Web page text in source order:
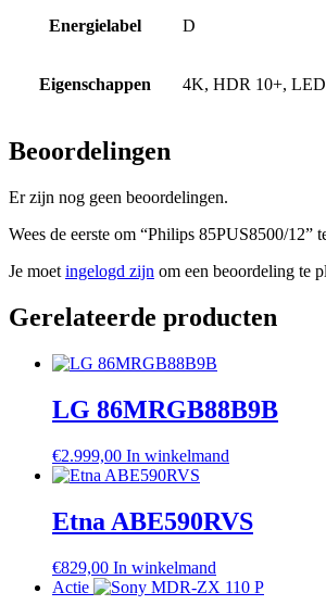
Energielabel D
Eigenschappen 4K, HDR 10+, LED
Beoordelingen
Er zijn nog geen beoordelingen.
Wees de eerste om “Philips 85PUS8500/12”
Je moet ingelogd zijn om een beoordeling te
Gerelateerde producten
LG 86MRGB88B9B
€2.999,00 In winkelmand
Etna ABE590RVS
€829,00 In winkelmand
Actie